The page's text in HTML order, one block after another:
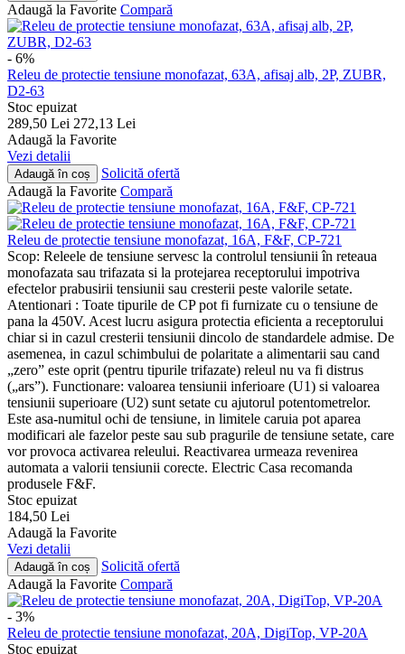
Adaugă la Favorite Compară
- 6%
Releu de protectie tensiune monofazat, 63A, afisaj alb, 2P, ZUBR,
D2-63
Stoc epuizat
289,50 Lei 272,13 Lei
Adaugă la Favorite
Vezi detalii
Adaugă în coș
Solicită ofertă
Adaugă la Favorite Compară
Releu de protectie tensiune monofazat, 16A, F&F, CP-721
Scop: Releele de tensiune servesc la controlul tensiunii în reteaua
monofazata sau trifazata si la protejarea receptorului impotriva
efectelor prabusirii tensiunii sau cresterii peste valorile setate.
Atentionari : Toate tipurile de CP pot fi furnizate cu o tensiune de
pana la 450V. Acest lucru asigura protectia eficienta a receptorului
chiar si in cazul cresterii tensiunii dincolo de standardele admise. De
asemenea, in cazul schimbului de polaritate a alimentarii sau cand
„zero” este oprit (pentru tipurile trifazate) releul nu va fi distrus
(„ars”). Functionare: valoarea tensiunii inferioare (U1) si valoarea
tensiunii superioare (U2) sunt setate cu ajutorul potentometrelor.
Este asa-numitul ochi de tensiune, in limitele caruia pot aparea
modificari ale fazelor peste sau sub pragurile de tensiune setate, care
vor provoca activarea releului. Reactivarea urmeaza revenirea
automata a valorii tensiunii corecte. Electric Casa recomanda
produsele F&F.
Stoc epuizat
184,50 Lei
Adaugă la Favorite
Vezi detalii
Adaugă în coș
Solicită ofertă
Adaugă la Favorite Compară
- 3%
Releu de protectie tensiune monofazat, 20A, DigiTop, VP-20A
Stoc epuizat